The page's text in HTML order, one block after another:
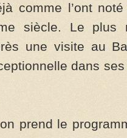
comme l’ont
siècle. Le plus
une visite au
dans
prend le